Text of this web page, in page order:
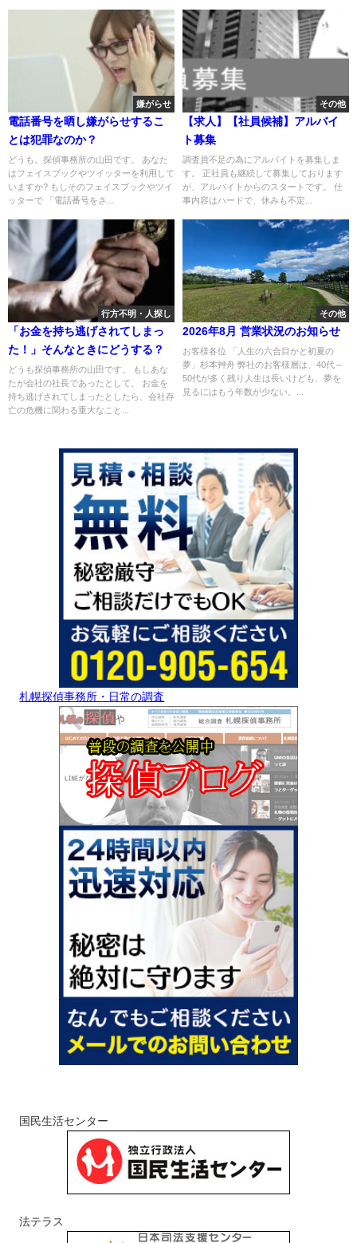
嫌がらせ
電話番号を晒し嫌がらせするこ
とは犯罪なのか？
どうも。探偵事務所の山田です。 あなた
はフェイスブックやツイッターを利用して
いますか? もしそのフェイスブックやツイ
ッターで 「電話番号をさ...
その他
【求人】【社員候補】アルバイ
ト募集
調査員不足の為にアルバイトを募集しま
す。 正社員も継続して募集しております
が、アルバイトからのスタートです。 仕
事内容はハードで、休みも不定...
行方不明・人探し
「お金を持ち逃げされてしまっ
た！」そんなときにどうする？
どうも探偵事務所の山田です。 もしあな
たが会社の社長であったとして、 お金を
持ち逃げされてしまったとしたら、会社存
亡の危機に関わる重大なこと...
その他
2026年8月 営業状況のお知らせ
お客様各位 「人生の六合目かと初夏の
夢」杉本艸舟 弊社のお客様層は、40代～
50代が多く残り人生は長いけども、夢を
見るにはもう年数が少ない。...
札幌探偵事務所・日常の調査
国民生活センター
法テラス